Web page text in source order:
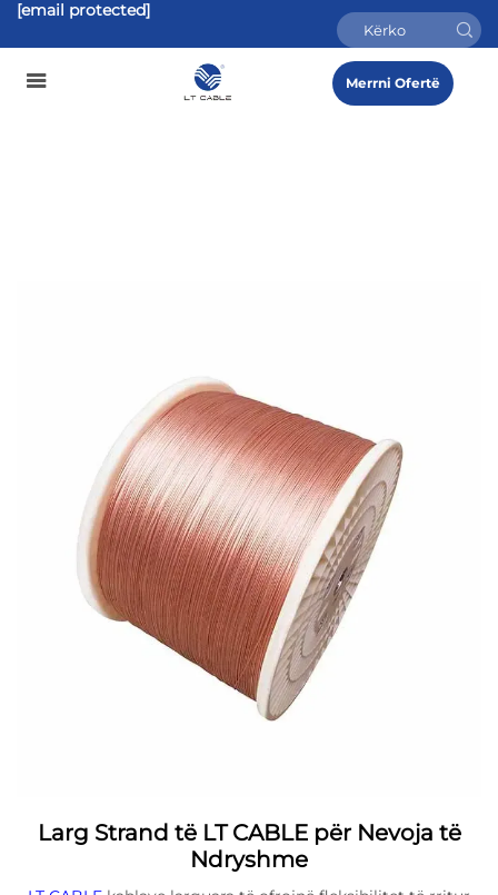
[email protected]
Merrni Ofertë
Larg Strand të LT CABLE për Nevoja të
Ndryshme